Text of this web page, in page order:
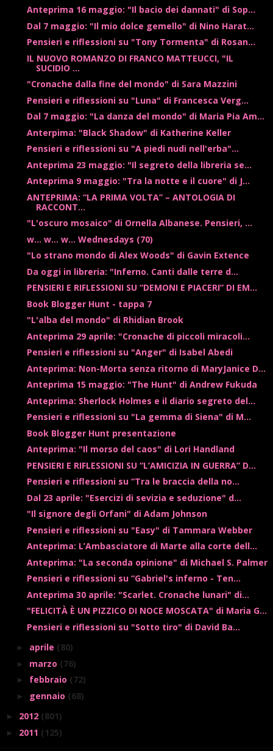
Anteprima 16 maggio: "Il bacio dei dannati" di Sop...
Dal 7 maggio: "Il mio dolce gemello" di Nino Harat...
Pensieri e riflessioni su "Tony Tormenta" di Rosan...
IL NUOVO ROMANZO DI FRANCO MATTEUCCI, "IL
SUCIDIO ...
"Cronache dalla fine del mondo" di Sara Mazzini
Pensieri e riflessioni su "Luna" di Francesca Verg...
Dal 7 maggio: "La danza del mondo" di Maria Pia Am...
Anterpima: "Black Shadow" di Katherine Keller
Pensieri e riflessioni su "A piedi nudi nell'erba"...
Anteprima 23 maggio: "Il segreto della libreria se...
Anteprima 9 maggio: "Tra la notte e il cuore" di J...
ANTEPRIMA: “LA PRIMA VOLTA” – ANTOLOGIA DI
RACCONT...
"L'oscuro mosaico" di Ornella Albanese. Pensieri, ...
w... w... w... Wednesdays (70)
"Lo strano mondo di Alex Woods" di Gavin Extence
Da oggi in libreria: "Inferno. Canti dalle terre d...
PENSIERI E RIFLESSIONI SU “DEMONI E PIACERI” DI EM...
Book Blogger Hunt - tappa 7
"L'alba del mondo" di Rhidian Brook
Anteprima 29 aprile: "Cronache di piccoli miracoli...
Pensieri e riflessioni su "Anger" di Isabel Abedi
Anteprima: Non-Morta senza ritorno di MaryJanice D...
Anteprima 15 maggio: "The Hunt" di Andrew Fukuda
Anteprima: Sherlock Holmes e il diario segreto del...
Pensieri e riflessioni su "La gemma di Siena" di M...
Book Blogger Hunt presentazione
Anteprima: "Il morso del caos" di Lori Handland
PENSIERI E RIFLESSIONI SU “L’AMICIZIA IN GUERRA” D...
Pensieri e riflessioni su “Tra le braccia della no...
Dal 23 aprile: "Esercizi di sevizia e seduzione" d...
"Il signore degli Orfani" di Adam Johnson
Pensieri e riflessioni su "Easy" di Tammara Webber
Anteprima: L’Ambasciatore di Marte alla corte dell...
Anteprima: "La seconda opinione" di Michael S. Palmer
Pensieri e riflessioni su “Gabriel's inferno - Ten...
Anteprima 30 aprile: "Scarlet. Cronache lunari" di...
"FELICITÀ È UN PIZZICO DI NOCE MOSCATA" di Maria G...
Pensieri e riflessioni su "Sotto tiro" di David Ba...
► aprile (80)
► marzo (76)
► febbraio (72)
► gennaio (68)
► 2012 (801)
► 2011 (125)